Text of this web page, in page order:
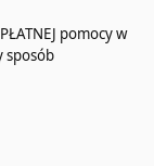
pomocy w
sposób